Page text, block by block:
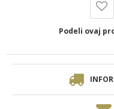
Podeli ovaj